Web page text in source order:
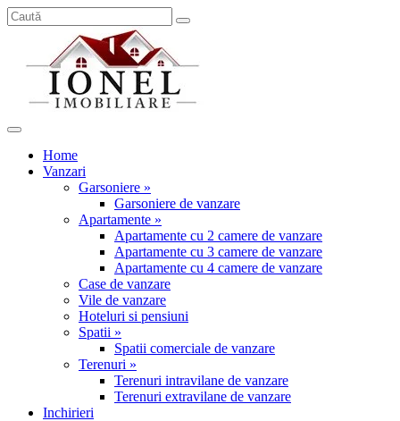
Home
Vanzari
Garsoniere »
Garsoniere de vanzare
Apartamente »
Apartamente cu 2 camere de vanzare
Apartamente cu 3 camere de vanzare
Apartamente cu 4 camere de vanzare
Case de vanzare
Vile de vanzare
Hoteluri si pensiuni
Spatii »
Spatii comerciale de vanzare
Terenuri »
Terenuri intravilane de vanzare
Terenuri extravilane de vanzare
Inchirieri